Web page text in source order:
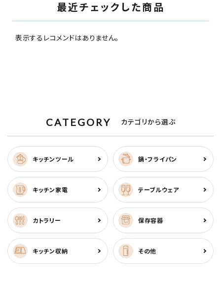
最近チェックした商品
表示するレコメンドはありません。
CATEGORY カテゴリから選ぶ
キッチンツール 鍋・フライパン
キッチン家電 テーブルウェア
カトラリー 保存容器
キッチン収納 その他